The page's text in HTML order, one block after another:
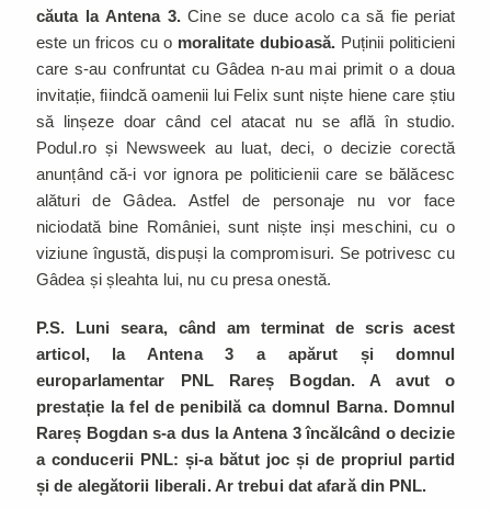
căuta la Antena 3.Cine se duce acolo ca să fie periat
este un fricos cu o moralitate dubioasă. Puținii politicieni
care s-au confruntat cu Gâdea n-au mai primit o a doua
invitație, fiindcă oamenii lui Felix sunt niște hiene care știu
să linșeze doar când cel atacat nu se află în studio.
Podul.ro și Newsweek au luat, deci, o decizie corectă
anunțând că-i vor ignora pe politicienii care se bălăcesc
alături de Gâdea. Astfel de personaje nu vor face
niciodată bine României, sunt niște inși meschini, cu o
viziune îngustă, dispuși la compromisuri. Se potrivesc cu
Gâdea și șleahta lui, nu cu presa onestă.
P.S. Luni seara, când am terminat de scris acest
articol, la Antena 3 a apărut și domnul
europarlamentar PNL Rareș Bogdan. A avut o
prestație la fel de penibilă ca domnul Barna. Domnul
Rareș Bogdan s-a dus la Antena 3 încălcând o decizie
a conducerii PNL: și-a bătut joc și de propriul partid
și de alegătorii liberali. Ar trebui dat afară din PNL.